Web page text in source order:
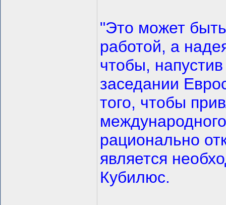
"Это может
работой, а
чтобы,
заседании
того, чтобы
рационально
является
Кубилюс.